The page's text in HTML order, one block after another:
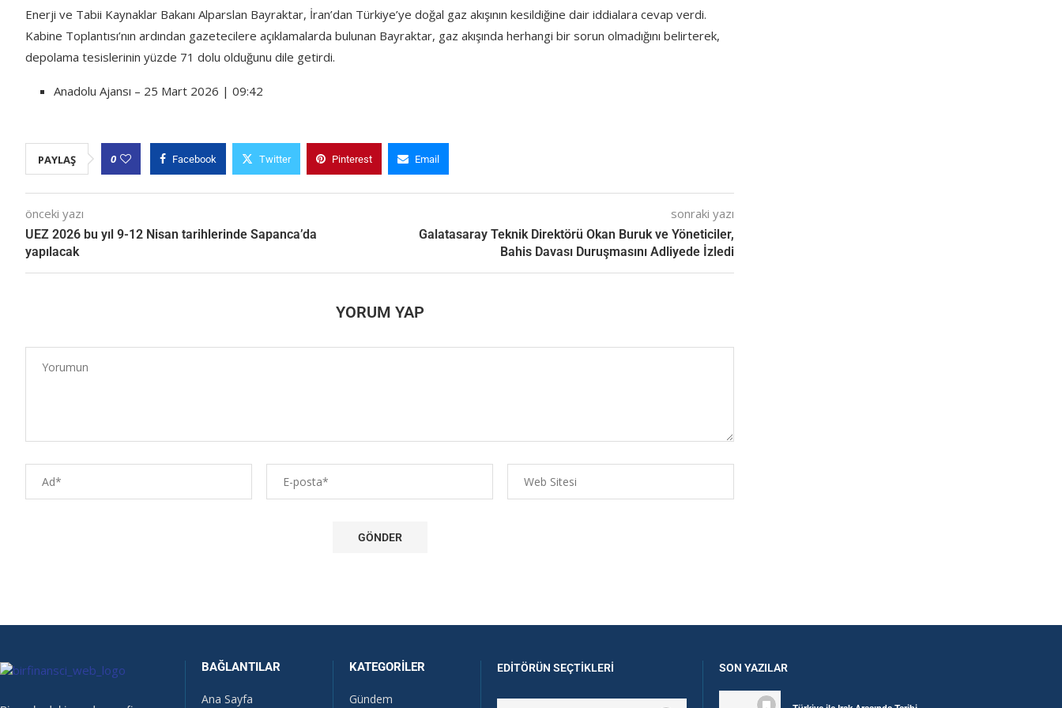
Enerji ve Tabii Kaynaklar Bakanı Alparslan Bayraktar, İran’dan Türkiye’ye doğal gaz akışının kesildiğine dair iddialara cevap verdi.
Kabine Toplantısı’nın ardından gazetecilere açıklamalarda bulunan Bayraktar, gaz akışında herhangi bir sorun olmadığını belirterek,
depolama tesislerinin yüzde 71 dolu olduğunu dile getirdi.
Anadolu Ajansı – 25 Mart 2026 | 09:42
PAYLAŞ 0 Facebook Twitter Pinterest Email
önceki yazı
UEZ 2026 bu yıl 9-12 Nisan tarihlerinde Sapanca’da
yapılacak
sonraki yazı
Galatasaray Teknik Direktörü Okan Buruk ve Yöneticiler,
Bahis Davası Duruşmasını Adliyede İzledi
YORUM YAP
BAĞLANTILAR
Ana Sayfa
KATEGORILER
Gündem
EDITÖRÜN SEÇTIKLERI SON YAZILAR